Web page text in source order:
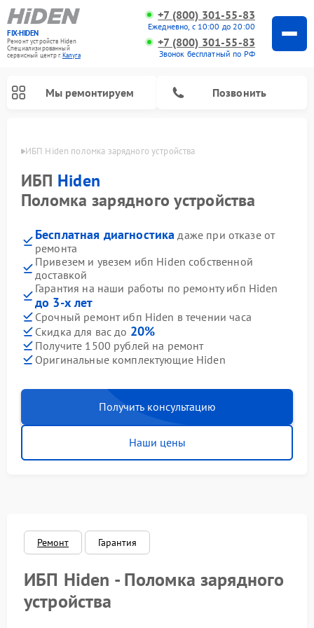
FIX-HIDEN
Ремонт устройств Hiden
Специализированный
cервисный центр г.Калуга
+7 (800) 301-55-83
Ежедневно, с 10:00 до 20:00
+7 (800) 301-55-83
Звонок бесплатный по РФ
Мы ремонтируем Позвонить
ИБП Hiden поломка зарядного устройства
ИБП Hiden
Поломка зарядного устройства
Бесплатная диагностика даже при отказе от
ремонта
Привезем и увезем ибп Hiden собственной
доставкой
Гарантия на наши работы по ремонту ибп Hiden
до 3-х лет
Срочный ремонт ибп Hiden в течении часа
Скидка для вас до 20%
Получите 1500 рублей на ремонт
Оригинальные комплектующие Hiden
Получить консультацию
Наши цены
Ремонт Гарантия
ИБП Hiden - Поломка зарядного
устройства